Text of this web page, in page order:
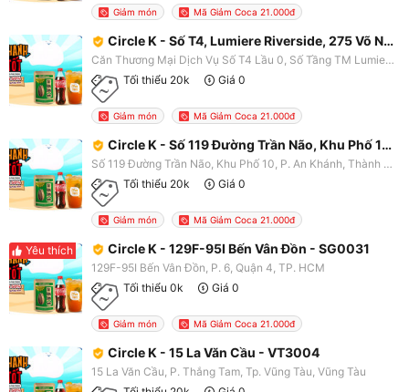
Giảm món Mã Giảm Coca 21.000đ
Circle K - Số T4, Lumiere Riverside, 275 Võ Nguyên Giáp - SG0334
Căn Thương Mại Dịch Vụ Số T4 Lầu 0, Số Tầng TM Lumiere Riverside, 275 Võ Nguyên Giáp, P. An Phú, Thành Phố Thủ Đức, TP. HCM
Tối thiểu 20k
Giá 0
Giảm món Mã Giảm Coca 21.000đ
Circle K - Số 119 Đường Trần Não, Khu Phố 10 - SG0341
Số 119 Đường Trần Não, Khu Phố 10, P. An Khánh, Thành Phố Thủ Đức, TP. HCM
Tối thiểu 20k
Giá 0
Giảm món Mã Giảm Coca 21.000đ
Yêu thích Circle K - 129F-95I Bến Vân Đồn - SG0031
129F-95I Bến Vân Đồn, P. 6, Quận 4, TP. HCM
Tối thiểu 0k
Giá 0
Giảm món Mã Giảm Coca 21.000đ
Circle K - 15 La Văn Cầu - VT3004
15 La Văn Cầu, P. Thắng Tam, Tp. Vũng Tàu, Vũng Tàu